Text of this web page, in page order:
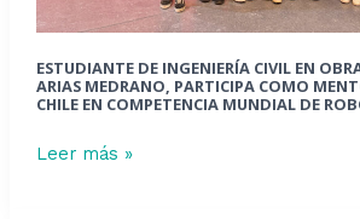
ESTUDIANTE DE INGENIERÍA CIVIL EN
ARIAS MEDRANO, PARTICIPA COMO
CHILE EN COMPETENCIA MUNDIAL DE
como
del
Team
en
Leer más »